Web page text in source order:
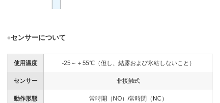
●センサーについて
使用温度 -25～＋55℃（但し、結露および氷結しないこと）
センサー 非接触式
動作形態 常時開（NO）/常時閉（NC）